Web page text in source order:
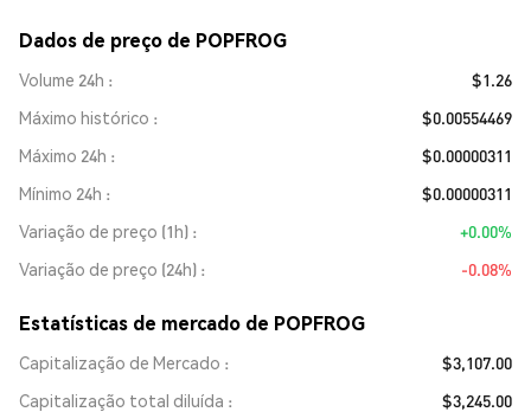
Dados de preço de POPFROG
Volume 24h
$1.26
Máximo histórico
$0.00554469
Máximo 24h
$0.00000311
Mínimo 24h
$0.00000311
Variação de preço (1h)
+0.00%
Variação de preço (24h)
-0.08%
Estatísticas de mercado de POPFROG
Capitalização de Mercado
$3,107.00
Capitalização total diluída
$3,245.00